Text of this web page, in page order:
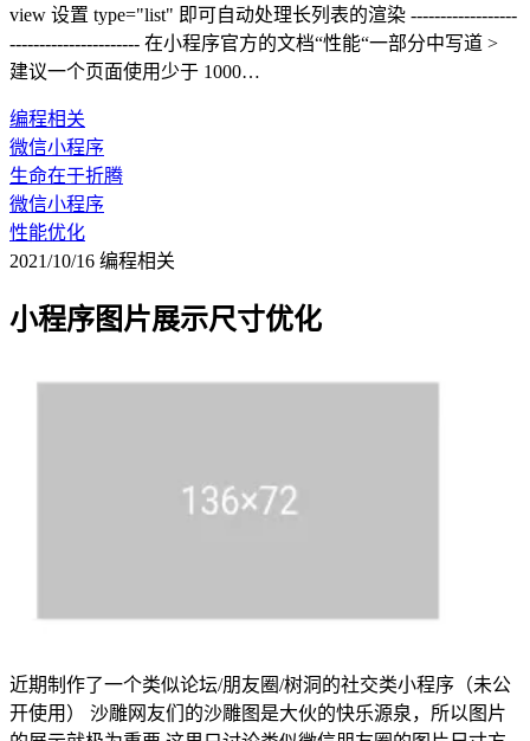
view 设置 type="list" 即可自动处理长列表的渲染 ------------------
---------------------- 在小程序官方的文档“性能“一部分中写道 >
建议一个页面使用少于 1000…
编程相关
微信小程序
生命在于折腾
微信小程序
性能优化
2021/10/16 编程相关
小程序图片展示尺寸优化
近期制作了一个类似论坛/朋友圈/树洞的社交类小程序（未公
开使用） 沙雕网友们的沙雕图是大伙的快乐源泉，所以图片